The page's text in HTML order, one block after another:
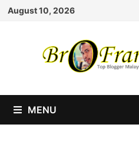
Skip
August 10, 2026
MENU